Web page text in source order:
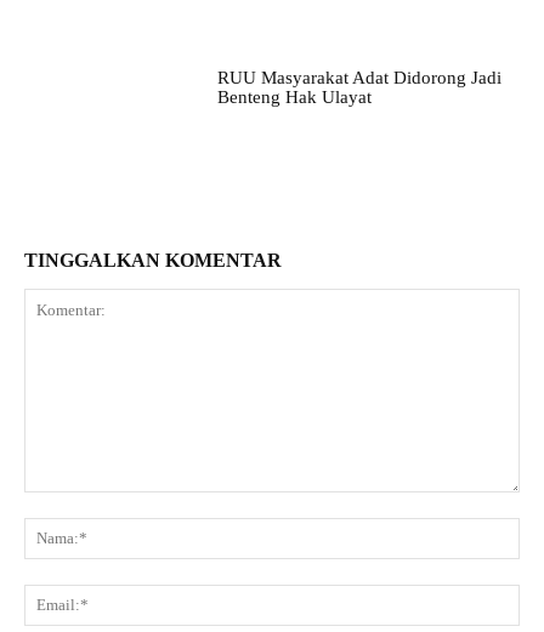
RUU Masyarakat Adat Didorong Jadi
Benteng Hak Ulayat
TINGGALKAN KOMENTAR